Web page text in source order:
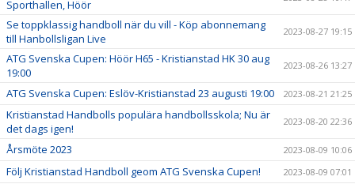
Sporthallen, Höör
Se toppklassig handboll när du vill - Köp abonnemang
till Hanbollsligan Live
2023-08-27 19:15
ATG Svenska Cupen: Höör H65 - Kristianstad HK 30 aug
19:00
2023-08-26 13:27
ATG Svenska Cupen: Eslöv-Kristianstad 23 augusti 19:00 2023-08-21 21:25
Kristianstad Handbolls populära handbollsskola; Nu är
det dags igen!
2023-08-20 22:36
Årsmöte 2023 2023-08-09 10:06
Följ Kristianstad Handboll geom ATG Svenska Cupen! 2023-08-09 07:01